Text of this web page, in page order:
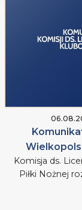
Komisja ds.
Piłki Nożnej